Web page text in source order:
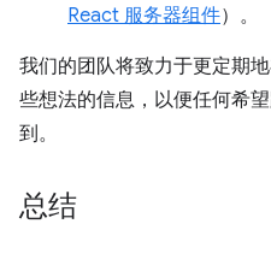
React 服务器组件）。
我们的团队将致力于更定期
些想法的信息，以便任何希
到。
总结